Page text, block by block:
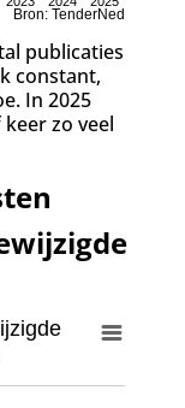
Bron: TenderNed
publicaties
constant,
In 2025
zo veel